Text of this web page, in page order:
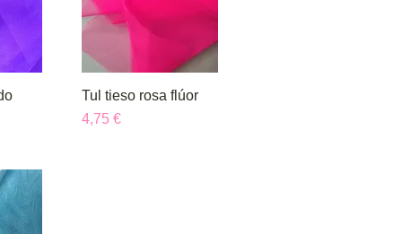
Vista rápida
Tul tieso rosa flúor
Precio
4,75 €